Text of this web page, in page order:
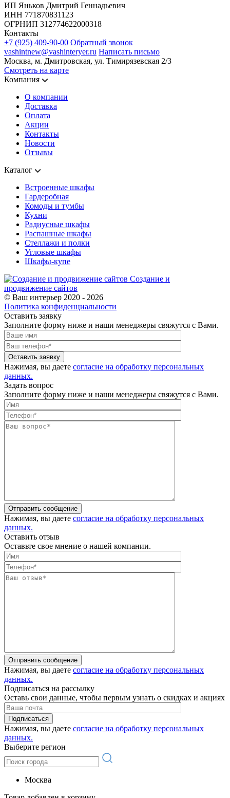
ИП Яньков Дмитрий Геннадьевич
ИНН 771870831123
ОГРНИП 312774622000318
Контакты
+7 (925) 409-90-00 Обратный звонок
vashintnew@vashinteryer.ru Написать письмо
Москва, м. Дмитровская, ул. Тимирязевская 2/3
Смотреть на карте
Компания
О компании
Доставка
Оплата
Акции
Контакты
Новости
Отзывы
Каталог
Встроенные шкафы
Гардеробная
Комоды и тумбы
Кухни
Радиусные шкафы
Распашные шкафы
Стеллажи и полки
Угловые шкафы
Шкафы-купе
Создание и
продвижение сайтов
© Ваш интерьер 2020 - 2026
Политика конфиденциальности
Оставить заявку
Заполните форму ниже и наши менеджеры свяжутся с Вами.
Оставить заявку
Нажимая, вы даете согласие на обработку персональных
данных.
Задать вопрос
Заполните форму ниже и наши менеджеры свяжутся с Вами.
Отправить сообщение
Нажимая, вы даете согласие на обработку персональных
данных.
Оставить отзыв
Оставьте свое мнение о нашей компании.
Отправить сообщение
Нажимая, вы даете согласие на обработку персональных
данных.
Подписаться на рассылку
Оставь свои данные, чтобы первым узнать о скидках и акциях
Подписаться
Нажимая, вы даете согласие на обработку персональных
данных.
Выберите регион
Москва